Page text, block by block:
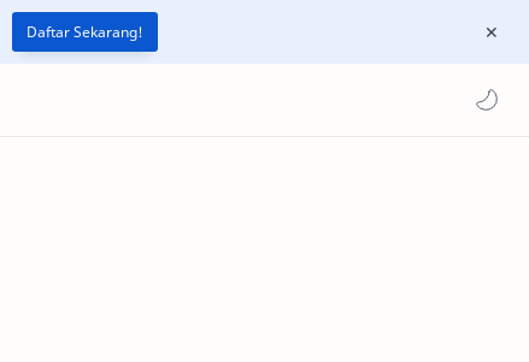
Daftar Sekarang!